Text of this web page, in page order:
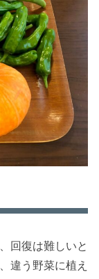
回復は難しいと
違う野菜に植え